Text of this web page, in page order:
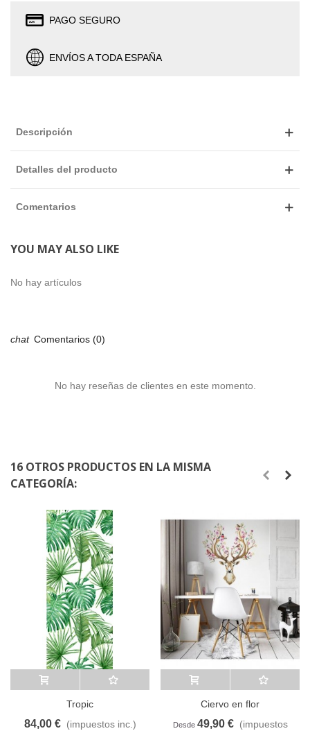
PAGO SEGURO
ENVÍOS A TODA ESPAÑA
Descripción
Detalles del producto
Comentarios
YOU MAY ALSO LIKE
No hay artículos
Comentarios (0)
No hay reseñas de clientes en este momento.
16 OTROS PRODUCTOS EN LA MISMA
CATEGORÍA:
Añadir al carrito A lista de deseos
Tropic
84,00 € (impuestos inc.)
Añadir al carrito A lista de deseos
Ciervo en flor
Desde 49,90 € (impuestos